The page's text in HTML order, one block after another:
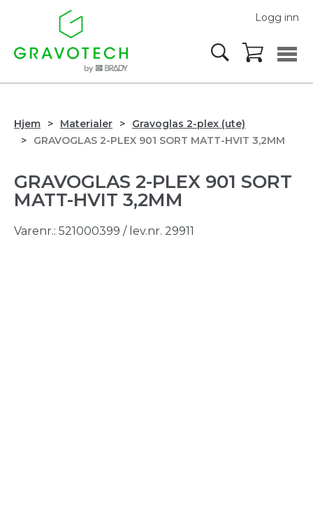
Logg inn
Hjem Materialer
Gravoglas 2-plex (ute)
GRAVOGLAS 2-PLEX 901 SORT MATT-HVIT 3,2MM
GRAVOGLAS 2-PLEX 901 SORT
MATT-HVIT 3,2MM
Varenr.: 521000399 / lev.nr. 29911